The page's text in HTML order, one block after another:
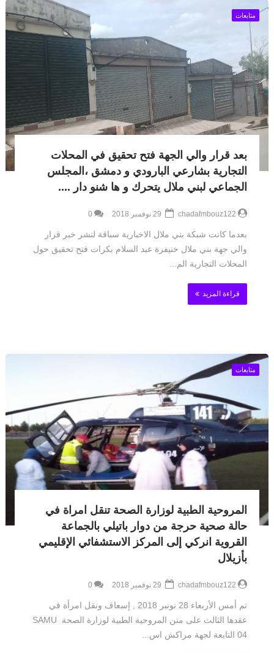
متابعات
بعد قرار والي الجهة فتح تحقيق في المحلات
التجارية بشارعي البارودي و دمشق ،المجلس
الجماعي لبني ملال يتحرك و ها شنو دار ....
chadafmbouz122
0
بعدما كانت شبكة بني ملال الاخبارية سباقة لنشر خبر قرار
والي جهة بني ملال خنيفرة عبد السلام بكرات فتح تحقيق حول
المحلات التجارية الم...
قراءة المزيد
متابعات
المروحية الطبية لوزارة الصحة تنقل امراة في
حالة صحية حرجة من دوار باتيلي بالجماعة
القروية انركي إلى المركز الاستشفائي الإقليمي
بأزيلال
chadafmbouz122
0
تم أمس الأربعاء 28 نونبر 2018 , إسعاف ونقل امرأة في
عقدها الثالث على متن المروحية الطبية لوزارة الصحة SAMU
04 التابعة لجهة مراكش اس...